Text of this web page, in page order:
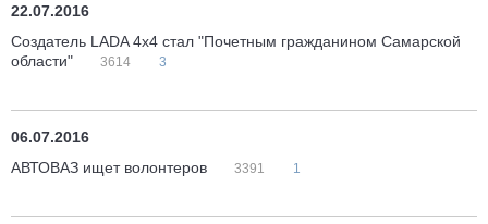
22.07.2016
Создатель LADA 4x4 стал "Почетным гражданином Самарской
области"
3614 3
06.07.2016
АВТОВАЗ ищет волонтеров
3391 1